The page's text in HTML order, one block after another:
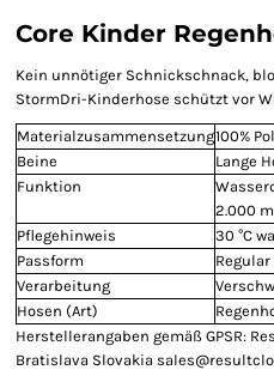
Core Kinder
Kein unnötiger Schnickschnack,
StormDri-Kinderhose schützt vor
Materialzusammensetzung100%
Beine
Lange
Funktion
2.000
Pflegehinweis
30 °C
Passform
Verarbeitung
Hosen (Art)
Herstellerangaben gemäß GPSR:
Bratislava Slovakia